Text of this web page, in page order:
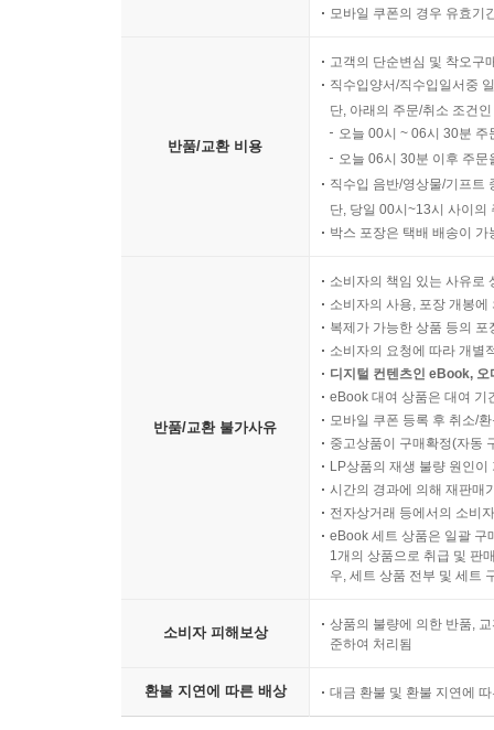
모바일 쿠폰의 경우 유효기
반품/교환 비용
고객의 단순변심 및 착오구
직수입양서/직수입일서중
단, 아래의 주문/취소 조건
오늘 00시 ~ 06시 30분
오늘 06시 30분 이후 주
직수입 음반/영상물/기프트
단, 당일 00시~13시 사이의
박스 포장은 택배 배송이
반품/교환 불가사유
소비자의 책임 있는 사유로
소비자의 사용, 포장 개봉
복제가 가능한 상품 등의
소비자의 요청에 따라 개별
디지털 컨텐츠인 eBook,
eBook 대여 상품은 대여 기
모바일 쿠폰 등록 후 취소/
중고상품이 구매확정(자동
LP상품의 재생 불량 원인
시간의 경과에 의해 재판매
전자상거래 등에서의 소비
eBook 세트 상품은 일괄 구
1개의 상품으로 취급 및 판
우, 세트 상품 전부 및 세트
소비자 피해보상
상품의 불량에 의한 반품,
준하여 처리됨
환불 지연에 따른 배상 대금 환불 및 환불 지연에